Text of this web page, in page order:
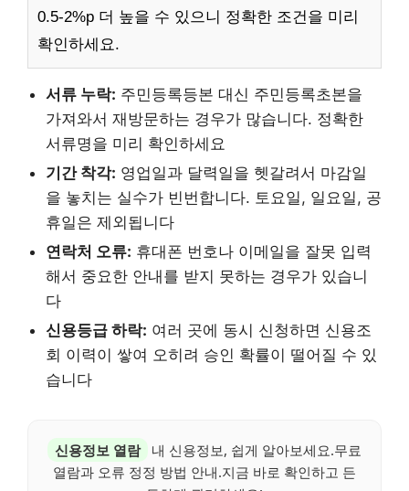
0.5-2%p 더 높을 수 있으니 정확한 조건을 미리
확인하세요.
서류 누락: 주민등록등본 대신 주민등록초본을
가져와서 재방문하는 경우가 많습니다. 정확한
서류명을 미리 확인하세요
기간 착각: 영업일과 달력일을 헷갈려서 마감일
을 놓치는 실수가 빈번합니다. 토요일, 일요일, 공
휴일은 제외됩니다
연락처 오류: 휴대폰 번호나 이메일을 잘못 입력
해서 중요한 안내를 받지 못하는 경우가 있습니
다
신용등급 하락: 여러 곳에 동시 신청하면 신용조
회 이력이 쌓여 오히려 승인 확률이 떨어질 수 있
습니다
신용정보 열람
내 신용정보, 쉽게 알아보세요.무료
열람과 오류 정정 방법 안내.지금 바로 확인하고 든